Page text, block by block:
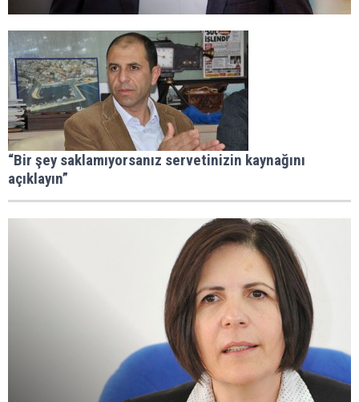
“Bir şey saklamıyorsanız servetinizin kaynağını
açıklayın”